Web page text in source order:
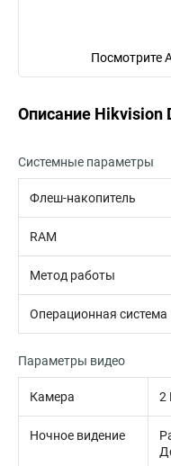
Посмотрите
Описание Hikvision
Системные параметры
Флеш-накопитель
RAM
Метод работы
Операционная система
Параметры видео
Камера 2
Ночное видение